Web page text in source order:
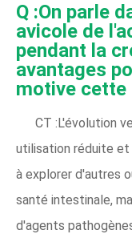
Q :On parle
avicole de
pendant la
avantages
motive cette
CT :L'évolution
utilisation réduite et
à explorer d'autres
santé intestinale,
d'agents